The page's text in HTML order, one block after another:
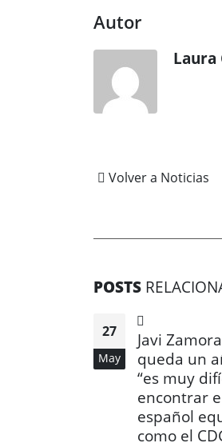
Autor
Laura
Volver a Noticias
POSTS
27
May
Javi
queda un
“es muy
encontrar
español
como el